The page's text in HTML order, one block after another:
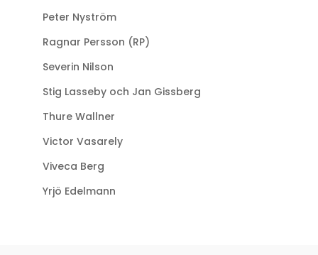
Peter Nyström
Ragnar Persson (RP)
Severin Nilson
Stig Lasseby och Jan Gissberg
Thure Wallner
Victor Vasarely
Viveca Berg
Yrjö Edelmann